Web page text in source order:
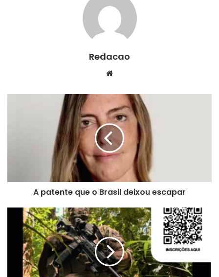
Redacao
te
A patente que o Brasil deixou escapar